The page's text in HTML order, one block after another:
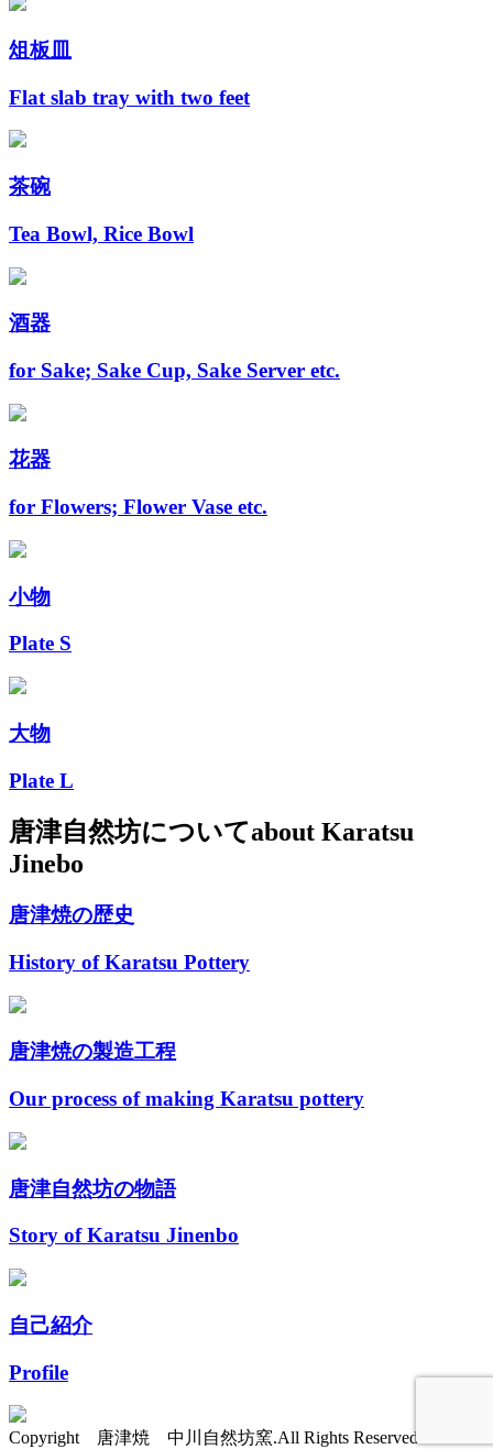
俎板皿
Flat slab tray with two feet
茶碗
Tea Bowl, Rice Bowl
酒器
for Sake; Sake Cup, Sake Server etc.
花器
for Flowers; Flower Vase etc.
小物
Plate S
大物
Plate L
唐津自然坊についてabout Karatsu
Jinebo
唐津焼の歴史
History of Karatsu Pottery
唐津焼の製造工程
Our process of making Karatsu pottery
唐津自然坊の物語
Story of Karatsu Jinenbo
自己紹介
Profile
Copyright 唐津焼 中川自然坊窯.All Rights Reserved.